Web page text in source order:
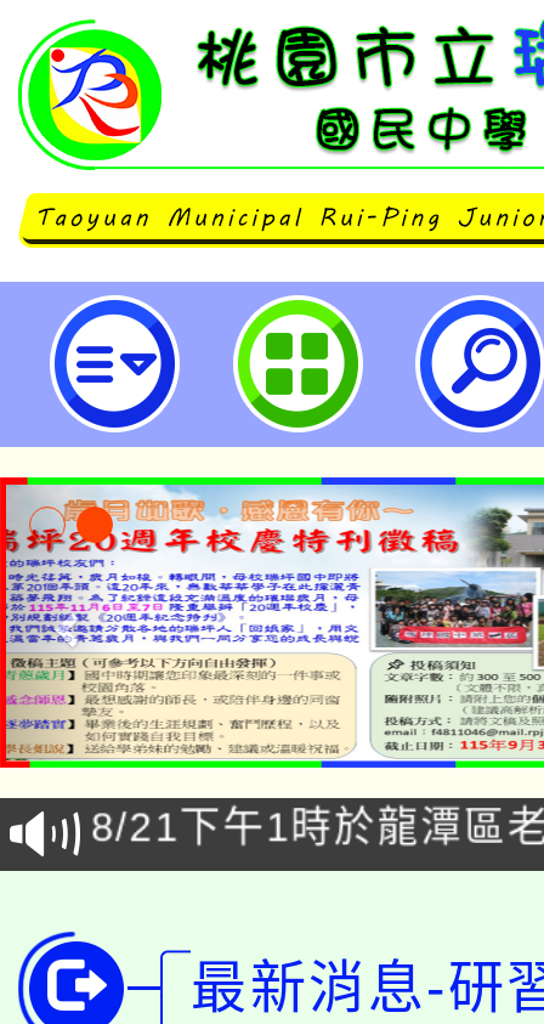
neilrpjhstyc網站設計者：徐嘉
「本色祭」8/29、30在
場熱烈登場!
8/21下午1時於龍潭區
徵才活動。
YOUNG桃局內行報名
局官網。
8月14至27日，桃園電
開!
115年桃園市運動會8/
最新消息-研